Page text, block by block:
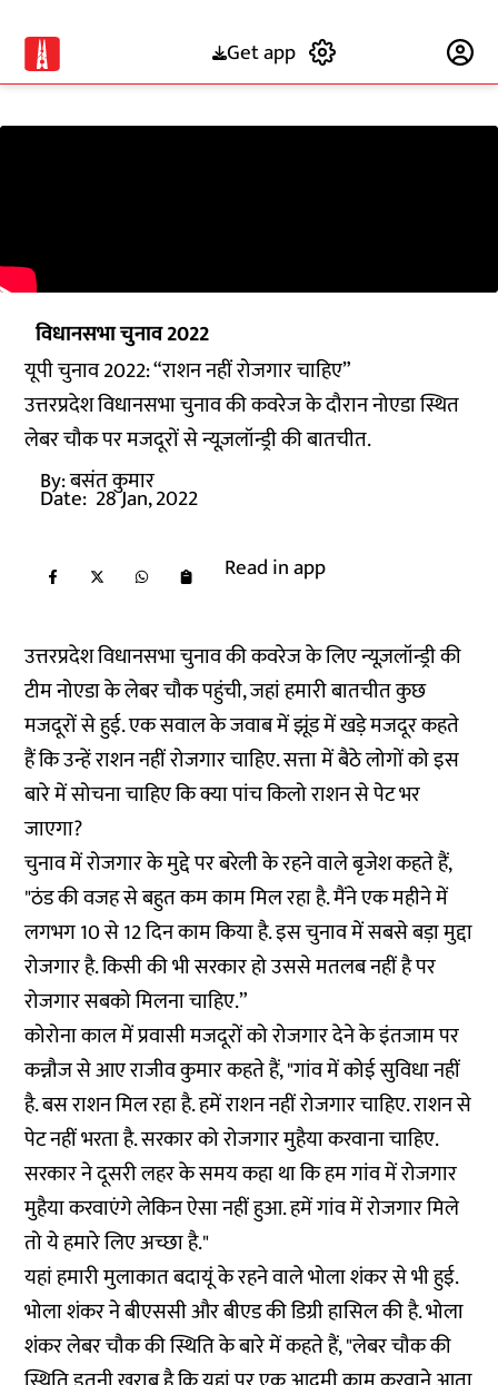
Get app
विधानसभा चुनाव 2022
यूपी चुनाव 2022: “राशन नहीं रोजगार चाहिए”
उत्तरप्रदेश विधानसभा चुनाव की कवरेज के दौरान नोएडा स्थित
लेबर चौक पर मजदूरों से न्यूज़लॉन्ड्री की बातचीत.
By:बसंत कुमार
Date: 28 Jan, 2022
Read in app
उत्तरप्रदेश विधानसभा चुनाव की कवरेज के लिए न्यूज़लॉन्ड्री की
टीम नोएडा के लेबर चौक पहुंची, जहां हमारी बातचीत कुछ
मजदूरों से हुई. एक सवाल के जवाब में झूंड में खड़े मजदूर कहते
हैं कि उन्हें राशन नहीं रोजगार चाहिए. सत्ता में बैठे लोगों को इस
बारे में सोचना चाहिए कि क्या पांच किलो राशन से पेट भर
जाएगा?
चुनाव में रोजगार के मुद्दे पर बरेली के रहने वाले बृजेश कहते हैं,
"ठंड की वजह से बहुत कम काम मिल रहा है. मैंने एक महीने में
लगभग 10 से 12 दिन काम किया है. इस चुनाव में सबसे बड़ा मुद्दा
रोजगार है. किसी की भी सरकार हो उससे मतलब नहीं है पर
रोजगार सबको मिलना चाहिए.”
कोरोना काल में प्रवासी मजदूरों को रोजगार देने के इंतजाम पर
कन्नौज से आए राजीव कुमार कहते हैं, "गांव में कोई सुविधा नहीं
है. बस राशन मिल रहा है. हमें राशन नहीं रोजगार चाहिए. राशन से
पेट नहीं भरता है. सरकार को रोजगार मुहैया करवाना चाहिए.
सरकार ने दूसरी लहर के समय कहा था कि हम गांव में रोजगार
मुहैया करवाएंगे लेकिन ऐसा नहीं हुआ. हमें गांव में रोजगार मिले
तो ये हमारे लिए अच्छा है."
यहां हमारी मुलाकात बदायूं के रहने वाले भोला शंकर से भी हुई.
भोला शंकर ने बीएससी और बीएड की डिग्री हासिल की है. भोला
शंकर लेबर चौक की स्थिति के बारे में कहते हैं, "लेबर चौक की